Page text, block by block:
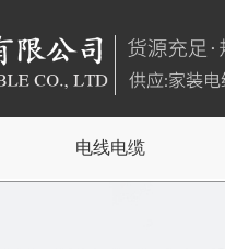
电线电缆